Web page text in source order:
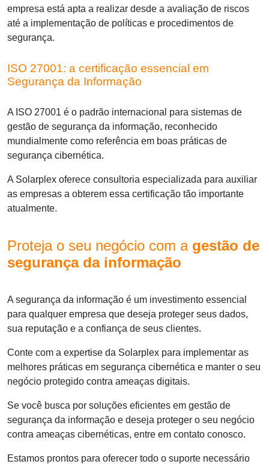
empresa está apta a realizar desde a avaliação de riscos
até a implementação de políticas e procedimentos de
segurança.
ISO 27001: a certificação essencial em
Segurança da Informação
A ISO 27001 é o padrão internacional para sistemas de
gestão de segurança da informação, reconhecido
mundialmente como referência em boas práticas de
segurança cibernética.
A Solarplex oferece consultoria especializada para auxiliar
as empresas a obterem essa certificação tão importante
atualmente.
Proteja o seu negócio com a gestão de
segurança da informação
A segurança da informação é um investimento essencial
para qualquer empresa que deseja proteger seus dados,
sua reputação e a confiança de seus clientes.
Conte com a expertise da Solarplex para implementar as
melhores práticas em segurança cibernética e manter o seu
negócio protegido contra ameaças digitais.
Se você busca por soluções eficientes em gestão de
segurança da informação e deseja proteger o seu negócio
contra ameaças cibernéticas, entre em contato conosco.
Estamos prontos para oferecer todo o suporte necessário